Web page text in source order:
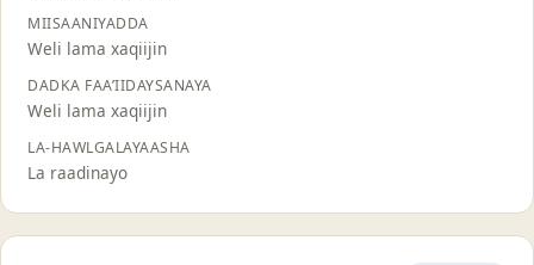
MIISAANIYADDA
Weli lama xaqiijin
DADKA FAA’IIDAYSANAYA
Weli lama xaqiijin
LA-HAWLGALAYAASHA
La raadinayo